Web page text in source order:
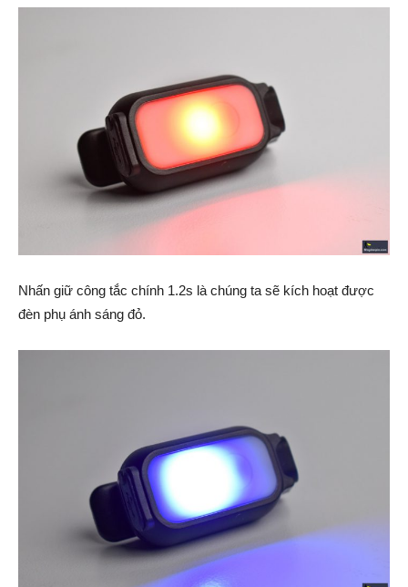
Nhấn giữ công tắc chính 1.2s là chúng ta sẽ kích hoạt được
đèn phụ ánh sáng đỏ.